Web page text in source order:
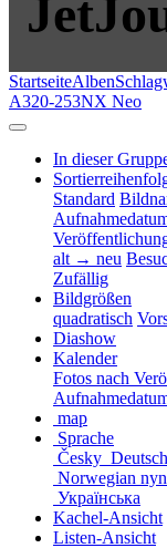
StartseiteAlben
A320-253NX Neo
In dieser
Standard
alt → neu
Zufällig
Bildgrößen
quadratisch
Diashow
Kalender
Fotos nach
map
Sprache
Česky Deutsch
Norwegian
Українська
Kachel-Ansicht
Listen-Ansicht